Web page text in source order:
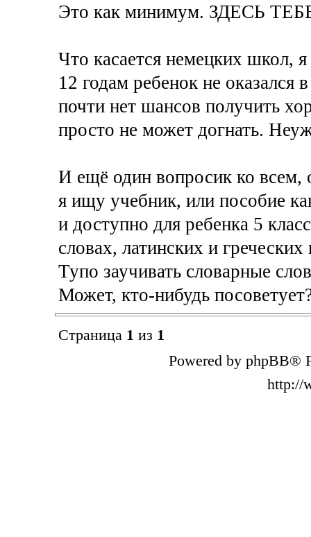
Это как минимум. ЗДЕСЬ
Что касается немецких школ,
12 годам ребенок не оказался
почти нет шансов получить
просто не может догнать.
И ещё один вопросик ко всем,
я ищу учебник, или пособие
и доступно для ребенка 5
словах, латинских и
Тупо заучивать словарные
Может, кто-нибудь
Страница 1 из 1
Powered by phpBB®
http://